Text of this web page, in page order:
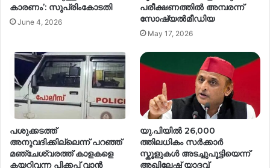
കാരണം’: സുപ്രിംകോടതി
June 4, 2026
പരീക്ഷണത്തിൽ അമ്പരന്ന്
സോഷ്യൽമീഡിയ
May 17, 2026
പശുക്കടത്ത്
അനുവദിക്കില്ലെന്ന് പറഞ്ഞ്
മഞ്ചേശ്വരത്ത് കാളകളെ
കയറ്റിവന്ന പിക്കപ്പ് വാൻ
യു.പിയിൽ 26,000
ത്തിലധികം സർക്കാർ
സ്കൂളുകൾ അടച്ചുപൂട്ടിയെന്ന്
അഖിലേഷ് യാദവ്